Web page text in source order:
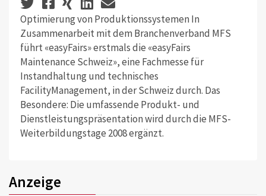
Optimierung von Produktionssystemen In
Zusammenarbeit mit dem Branchenverband MFS
führt «easyFairs» erstmals die «easyFairs
Maintenance Schweiz», eine Fachmesse für
Instandhaltung und technisches
FacilityManagement, in der Schweiz durch. Das
Besondere: Die umfassende Produkt- und
Dienstleistungspräsentation wird durch die MFS-
Weiterbildungstage 2008 ergänzt.
Anzeige